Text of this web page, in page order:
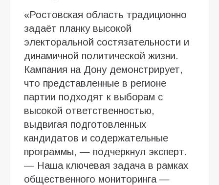
«Ростовская область традиционно
задаёт планку высокой
электоральной состязательности и
динамичной политической жизни.
Кампания на Дону демонстрирует,
что представленные в регионе
партии подходят к выборам с
высокой ответственностью,
выдвигая подготовленных
кандидатов и содержательные
программы, — подчеркнул эксперт.
— Наша ключевая задача в рамках
общественного мониторинга —